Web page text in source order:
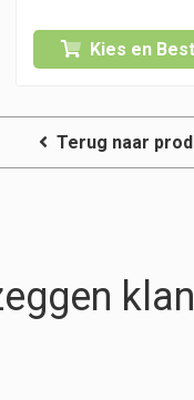
Kies en
Terug naar